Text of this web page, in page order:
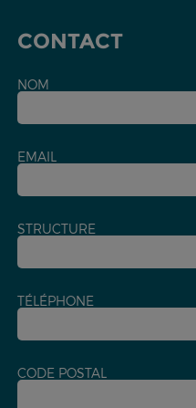
CONTACT
NOM
EMAIL
STRUCTURE
TÉLÉPHONE
CODE POSTAL